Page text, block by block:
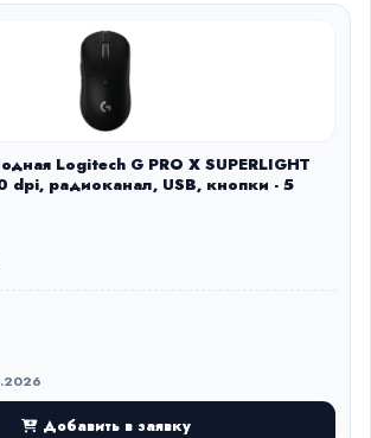
Logitech G PRO X SUPERLIGHT
радиоканал, USB, кнопки - 5
Добавить в заявку